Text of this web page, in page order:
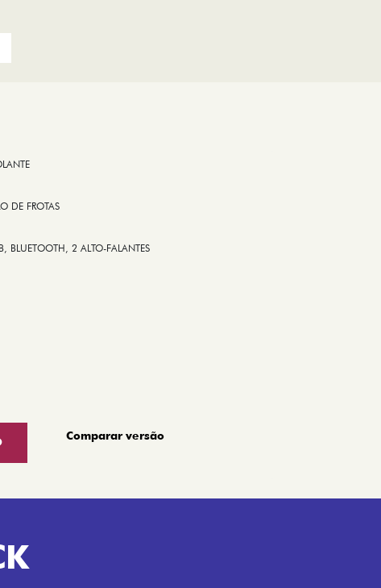
DE FROTAS
BLUETOOTH, 2 ALTO-FALANTES
Comparar versão